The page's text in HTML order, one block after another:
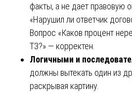
факты, а не дает правовую
«Нарушил ли ответчик
Вопрос «Каков процент
ТЗ?» — корректен.
Логичными и
должны вытекать один из
раскрывая картину.